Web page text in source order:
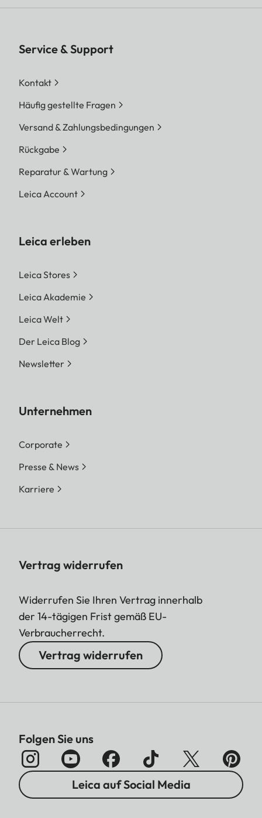
Service & Support
Kontakt
Häufig gestellte Fragen
Versand & Zahlungsbedingungen
Rückgabe
Reparatur & Wartung
Leica Account
Leica erleben
Leica Stores
Leica Akademie
Leica Welt
Der Leica Blog
Newsletter
Unternehmen
Corporate
Presse & News
Karriere
Vertrag widerrufen
Widerrufen Sie Ihren Vertrag innerhalb
der 14-tägigen Frist gemäß EU-
Verbraucherrecht.
Vertrag widerrufen
Folgen Sie uns
Leica auf Social Media